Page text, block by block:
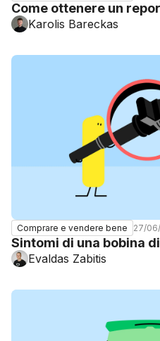
Come ottenere un
Karolis Bareckas
Comprare e vendere bene 27/
Sintomi di una bobina
Evaldas Zabitis